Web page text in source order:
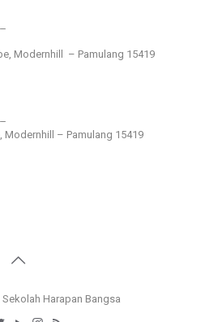
Modernhill – Pamulang 15419
Modernhill – Pamulang 15419
Harapan Bangsa